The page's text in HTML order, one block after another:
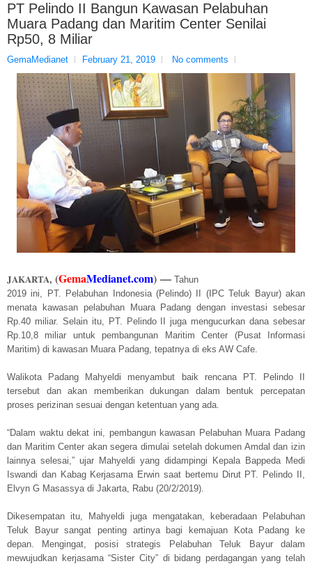
PT Pelindo II Bangun Kawasan Pelabuhan
Muara Padang dan Maritim Center Senilai
Rp50, 8 Miliar
GemaMedianet February 21, 2019 No comments
JAKARTA, (GemaMedianet.com) — Tahun
2019 ini, PT. Pelabuhan Indonesia (Pelindo) II (IPC Teluk Bayur) akan
menata kawasan pelabuhan Muara Padang dengan investasi sebesar
Rp.40 miliar. Selain itu, PT. Pelindo II juga mengucurkan dana sebesar
Rp.10,8 miliar untuk pembangunan Maritim Center (Pusat Informasi
Maritim) di kawasan Muara Padang, tepatnya di eks AW Cafe.
Walikota Padang Mahyeldi menyambut baik rencana PT. Pelindo II
tersebut dan akan memberikan dukungan dalam bentuk percepatan
proses perizinan sesuai dengan ketentuan yang ada.
“Dalam waktu dekat ini, pembangun kawasan Pelabuhan Muara Padang
dan Maritim Center akan segera dimulai setelah dokumen Amdal dan izin
lainnya selesai,” ujar Mahyeldi yang didampingi Kepala Bappeda Medi
Iswandi dan Kabag Kerjasama Erwin saat bertemu Dirut PT. Pelindo II,
Elvyn G Masassya di Jakarta, Rabu (20/2/2019).
Dikesempatan itu, Mahyeldi juga mengatakan, keberadaan Pelabuhan
Teluk Bayur sangat penting artinya bagi kemajuan Kota Padang ke
depan. Mengingat, posisi strategis Pelabuhan Teluk Bayur dalam
mewujudkan kerjasama “Sister City” di bidang perdagangan yang telah